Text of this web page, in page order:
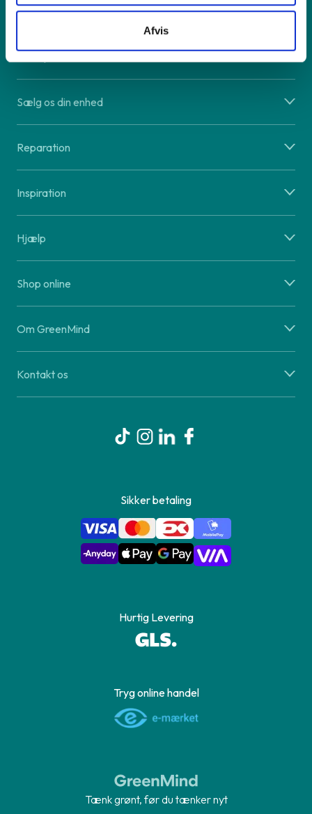
Afvis
Produkt
Sælg os din enhed
Reparation
Inspiration
Hjælp
Shop online
Om GreenMind
Kontakt os
Sikker betaling
Hurtig Levering
Tryg online handel
Tænk grønt, før du tænker nyt